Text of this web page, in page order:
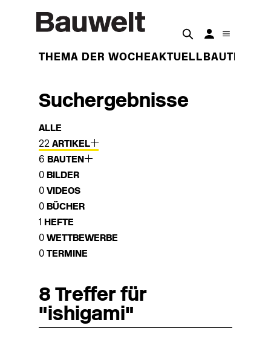
THEMA DER WOCHEAKTUELL BAUTEN
Suchergebnisse
ALLE
22 ARTIKEL
6 BAUTEN
0 BILDER
0 VIDEOS
0 BÜCHER
1 HEFTE
0 WETTBEWERBE
0 TERMINE
8 Treffer für
"ishigami"